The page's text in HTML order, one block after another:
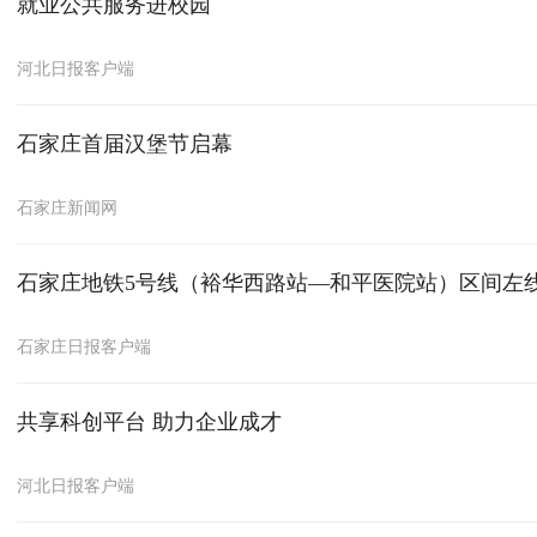
就业公共服务进校园
河北日报客户端
石家庄首届汉堡节启幕
石家庄新闻网
石家庄地铁5号线（裕华西路站—和平医院站）区间左
石家庄日报客户端
共享科创平台 助力企业成才
河北日报客户端